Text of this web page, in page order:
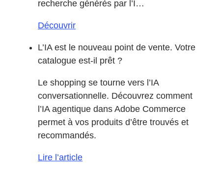
recherche générés par l’I…
Découvrir
L’IA est le nouveau point de vente. Votre
catalogue est-il prêt ?
Le shopping se tourne vers l’IA
conversationnelle. Découvrez comment
l’IA agentique dans Adobe Commerce
permet à vos produits d’être trouvés et
recommandés.
Lire l’article